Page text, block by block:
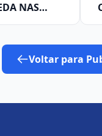
NAS
Voltar para